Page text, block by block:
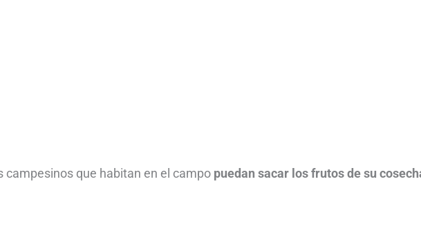
campesinos que habitan en el campo puedan sacar los frutos de su